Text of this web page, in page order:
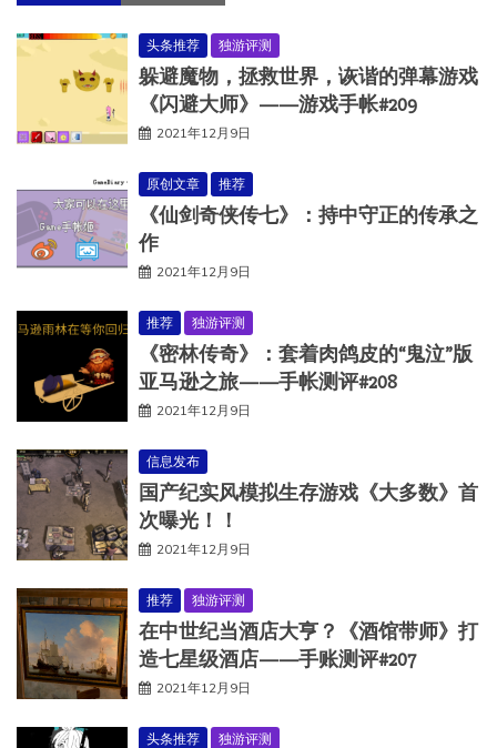
头条推荐 独游评测
躲避魔物，拯救世界，诙谐的弹幕游戏
《闪避大师》——游戏手帐#209
2021年12月9日
原创文章 推荐
《仙剑奇侠传七》：持中守正的传承之
作
2021年12月9日
推荐 独游评测
《密林传奇》：套着肉鸽皮的“鬼泣”版
亚马逊之旅——手帐测评#208
2021年12月9日
信息发布
国产纪实风模拟生存游戏《大多数》首
次曝光！！
2021年12月9日
推荐 独游评测
在中世纪当酒店大亨？《酒馆带师》打
造七星级酒店——手账测评#207
2021年12月9日
头条推荐 独游评测